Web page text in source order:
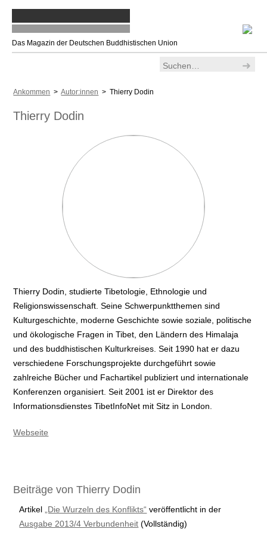
Das Magazin der Deutschen Buddhistischen Union
Ankommen >Autor:innen > Thierry Dodin
Thierry Dodin
Thierry Dodin, studierte Tibetologie, Ethnologie und
Religionswissenschaft. Seine Schwerpunktthemen sind
Kulturgeschichte, moderne Geschichte sowie soziale, politische
und ökologische Fragen in Tibet, den Ländern des Himalaja
und des buddhistischen Kulturkreises. Seit 1990 hat er dazu
verschiedene Forschungsprojekte durchgeführt sowie
zahlreiche Bücher und Fachartikel publiziert und internationale
Konferenzen organisiert. Seit 2001 ist er Direktor des
Informationsdienstes TibetInfoNet mit Sitz in London.
Webseite
Beiträge von Thierry Dodin
Artikel„Die Wurzeln des Konflikts“ veröffentlicht in der
Ausgabe 2013/4 Verbundenheit (Vollständig)